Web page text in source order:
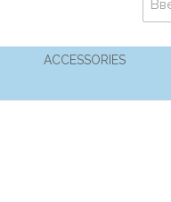
ACCESSORIES